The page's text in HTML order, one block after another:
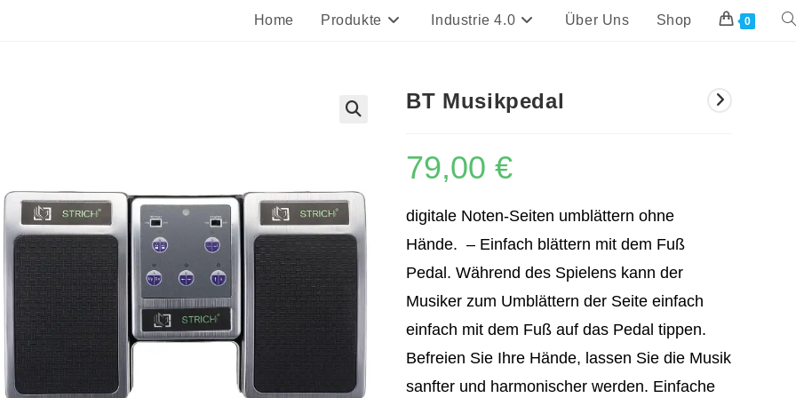
Home Produkte Industrie 4.0 Über Uns Shop 0
BT Musikpedal
79,00€
digitale Noten-Seiten umblättern ohne
Hände. – Einfach blättern mit dem Fuß
Pedal.Während des Spielens kann der
Musiker zum Umblättern der Seite einfach
einfach mit dem Fuß auf das Pedal tippen.
Befreien Sie Ihre Hände, lassen Sie die Musik
sanfter und harmonischer werden. Einfache